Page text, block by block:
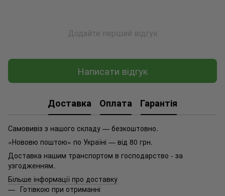
Додайте перший відгук
Написати відгук
Доставка Оплата Гарантія
Самовивіз з нашого складу — безкоштовно.
«Нововю поштою» по Україні — від 80 грн.
Доставка нашим транспортом в господарство - за
узгодженням.
Більше інформації про доставку
Готівкою при отриманні